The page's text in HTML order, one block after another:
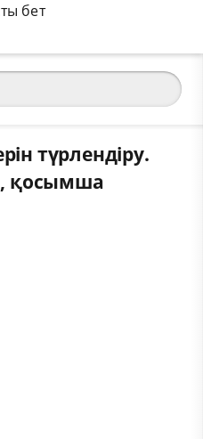
түрлендіру.
қосымша